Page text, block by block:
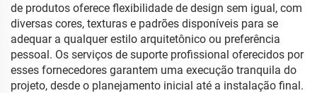
de produtos oferece flexibilidade de design sem igual, com
diversas cores, texturas e padrões disponíveis para se
adequar a qualquer estilo arquitetônico ou preferência
pessoal. Os serviços de suporte profissional oferecidos por
esses fornecedores garantem uma execução tranquila do
projeto, desde o planejamento inicial até a instalação final.